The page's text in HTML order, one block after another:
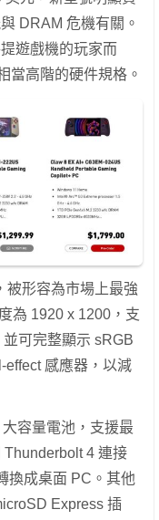
DRAM 危機有關。
遊戲機的玩家而
當高階的硬件規格。
被形容為市場上最強
為 1920 x 1200，支
可完整顯示 sRGB
感應器，以減
容量電池，支援最
4 連接
換成桌面 PC。其他
Express 插